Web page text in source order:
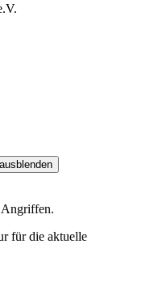
Angriffen.
für die aktuelle